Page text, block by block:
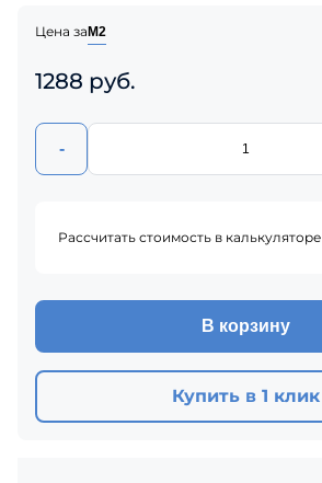
Цена заМ2
1288 руб.
-
Рассчитать стоимость в калькуляторе
В корзину
Купить в 1 клик